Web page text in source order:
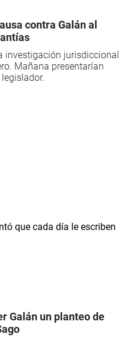
contra Galán al
investigación jurisdiccional
Mañana presentarían
Galán un planteo de